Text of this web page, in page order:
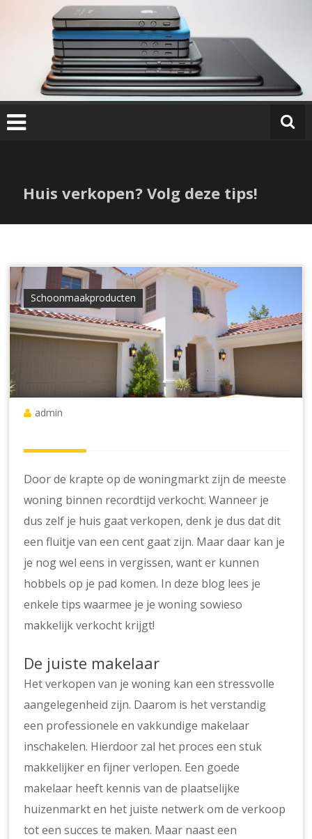
Huis verkopen? Volg deze tips!
Schoonmaakproducten
admin
Door de krapte op de woningmarkt zijn de meeste
woning binnen recordtijd verkocht. Wanneer je
dus zelf je huis gaat verkopen, denk je dus dat dit
een fluitje van een cent gaat zijn. Maar daar kan je
je nog wel eens in vergissen, want er kunnen
hobbels op je pad komen. In deze blog lees je
enkele tips waarmee je je woning sowieso
makkelijk verkocht krijgt!
De juiste makelaar
Het verkopen van je woning kan een stressvolle
aangelegenheid zijn. Daarom is het verstandig
een professionele en vakkundige makelaar
inschakelen. Hierdoor zal het proces een stuk
makkelijker en fijner verlopen. Een goede
makelaar heeft kennis van de plaatselijke
huizenmarkt en het juiste netwerk om de verkoop
tot een succes te maken. Maar naast een